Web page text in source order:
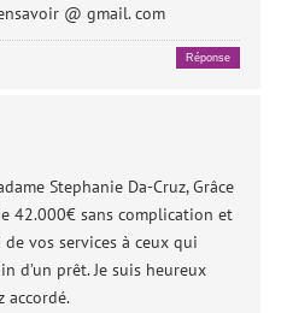
@ gmail. com
Réponse
Stephanie Da-Cruz, Grâce
42.000€ sans complication et
vos services à ceux qui
d’un prêt. Je suis heureux
accordé.